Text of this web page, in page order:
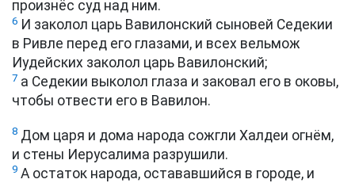
произнёс суд над ним.
6 И заколол царь Вавилонский сыновей Седекии
в Ривле перед его глазами, и всех вельмож
Иудейских заколол царь Вавилонский;
7 а Седекии выколол глаза и заковал его в оковы,
чтобы отвести его в Вавилон.
8 Дом царя и дома народа сожгли Халдеи огнём,
и стены Иерусалима разрушили.
9 А остаток народа, остававшийся в городе, и